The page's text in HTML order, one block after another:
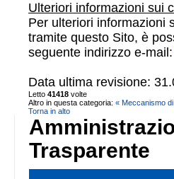
Ulteriori informazioni sui
Per ulteriori informazioni
tramite questo Sito, è
seguente indirizzo e-mail:
Data ultima revisione:
Letto 41418 volte
Altro in questa categoria: « Meccanismo
Torna in alto
Trasparente